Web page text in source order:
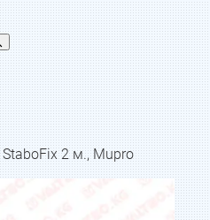
2 м., Mupro